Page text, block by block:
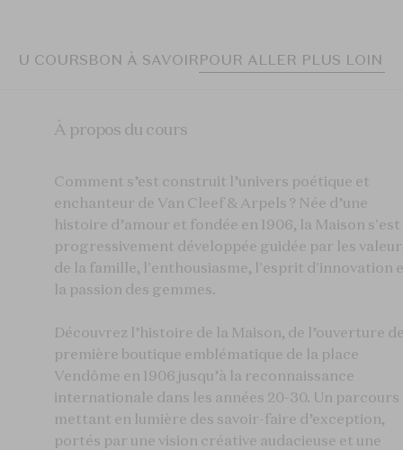
DU COURSBON À SAVOIR POUR ALLER PLUS LOIN
À propos du cours
Comment s’est construit l’univers poétique et
enchanteur de Van Cleef & Arpels ?​ Née d’une
histoire d’amour et fondée en 1906, la Maison s'est
progressivement développée guidée par les
de la famille, l'enthousiasme, l'esprit d'innovation
la passion des gemmes.
Découvrez l’histoire de la Maison, de l’ouverture
première boutique emblématique de la place
Vendôme en 1906 jusqu’à la reconnaissance
internationale dans les années 20-30. Un parcours
mettant en lumière des savoir-faire d’exception,
portés par une vision créative audacieuse et une